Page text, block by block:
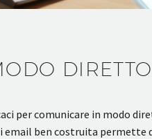
per comunicare in modo
email ben costruita